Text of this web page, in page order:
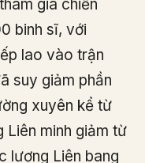
gia chiến
binh sĩ, với
lao vào trận
suy giảm phần
xuyên kể từ
Liên minh giảm từ
lượng Liên bang